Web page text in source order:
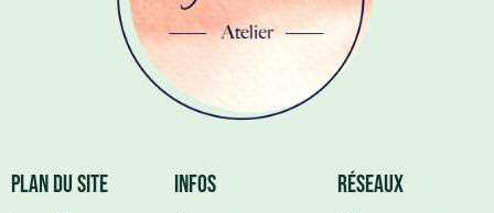
PLAN DU SITE INFOS RÉSEAUX